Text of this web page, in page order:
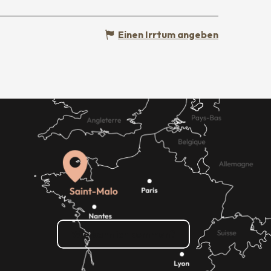
Einen Irrtum angeben
Wie kann ich kommen?